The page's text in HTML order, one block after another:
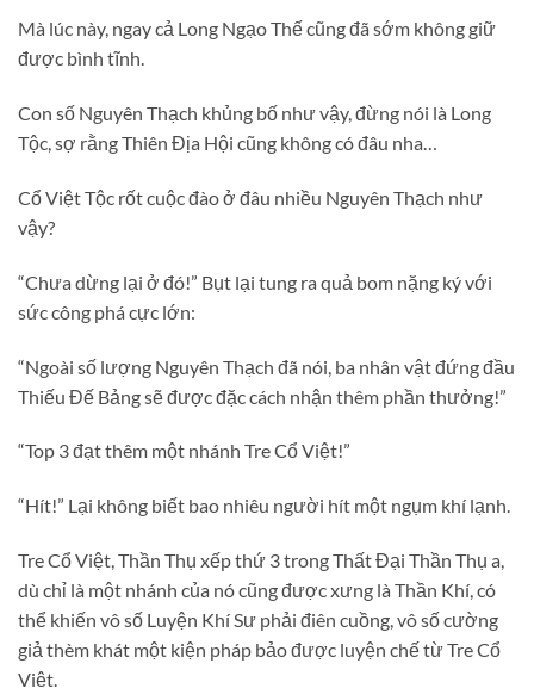
Mà lúc này, ngay cả Long Ngạo Thế cũng đã sớm không giữ
được bình tĩnh.
Con số Nguyên Thạch khủng bố như vậy, đừng nói là Long
Tộc, sợ rằng Thiên Địa Hội cũng không có đâu nha…
Cổ Việt Tộc rốt cuộc đào ở đâu nhiều Nguyên Thạch như
vậy?
“Chưa dừng lại ở đó!” Bụt lại tung ra quả bom nặng ký với
sức công phá cực lớn:
“Ngoài số lượng Nguyên Thạch đã nói, ba nhân vật đứng đầu
Thiếu Đế Bảng sẽ được đặc cách nhận thêm phần thưởng!”
“Top 3 đạt thêm một nhánh Tre Cổ Việt!”
“Hít!” Lại không biết bao nhiêu người hít một ngụm khí lạnh.
Tre Cổ Việt, Thần Thụ xếp thứ 3 trong Thất Đại Thần Thụ a,
dù chỉ là một nhánh của nó cũng được xưng là Thần Khí, có
thể khiến vô số Luyện Khí Sư phải điên cuồng, vô số cường
giả thèm khát một kiện pháp bảo được luyện chế từ Tre Cổ
Việt.